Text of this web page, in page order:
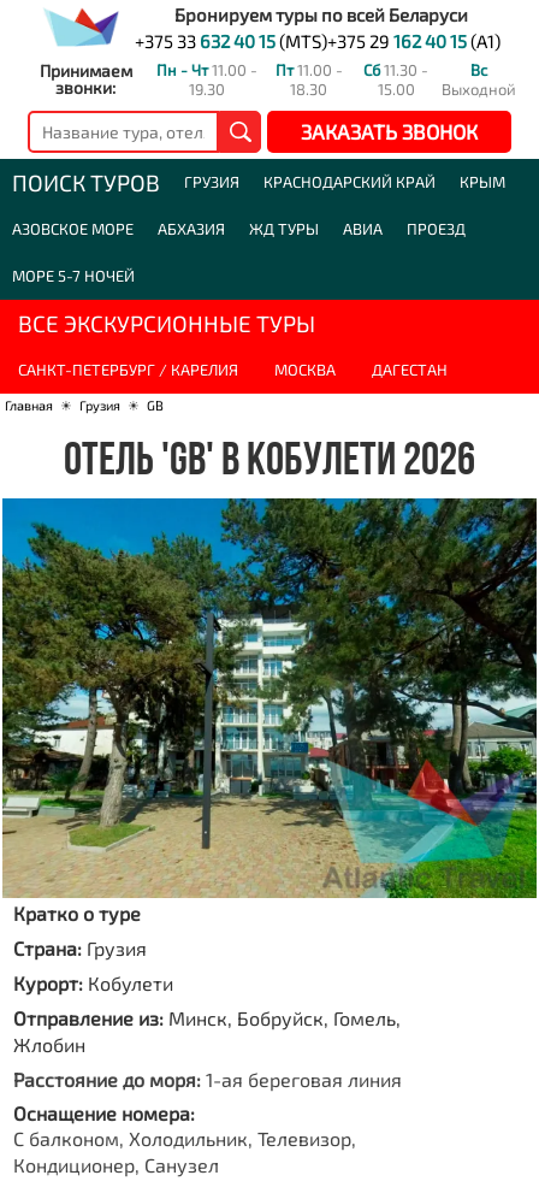
Бронируем туры по всей Беларуси
+375 33 632 40 15(MTS)+375 29 162 40 15(A1)
Принимаем
звонки:
Пн - Чт11.00 -
19.30
Пт11.00 -
18.30
Сб11.30 -
15.00
Вс
Выходной
ЗАКАЗАТЬ ЗВОНОК
ПОИСК ТУРОВ ГРУЗИЯ КРАСНОДАРСКИЙ КРАЙ КРЫМ
АЗОВСКОЕ МОРЕ АБХАЗИЯ ЖД ТУРЫ АВИА ПРОЕЗД
МОРЕ 5-7 НОЧЕЙ
ВСЕ ЭКСКУРСИОННЫЕ ТУРЫ
САНКТ-ПЕТЕРБУРГ / КАРЕЛИЯ МОСКВА ДАГЕСТАН
Главная ☀ Грузия ☀ GB
ОТЕЛЬ 'GB' В КОБУЛЕТИ 2026
Кратко о туре
Страна: Грузия
Курорт: Кобулети
Отправление из: Минск, Бобруйск, Гомель,
Жлобин
Расстояние до моря: 1-ая береговая линия
Оснащение номера:
С балконом, Холодильник, Телевизор,
Кондиционер, Санузел